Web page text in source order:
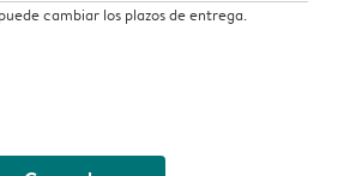
cambiar los plazos de entrega.